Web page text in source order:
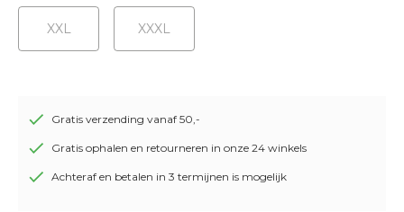
XXL XXXL
Gratis verzending vanaf 50,-
Gratis ophalen en retourneren in onze 24 winkels
Achteraf en betalen in 3 termijnen is mogelijk